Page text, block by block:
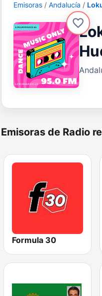
Emisoras Andalucía
Emisoras de Radio
Formula 30